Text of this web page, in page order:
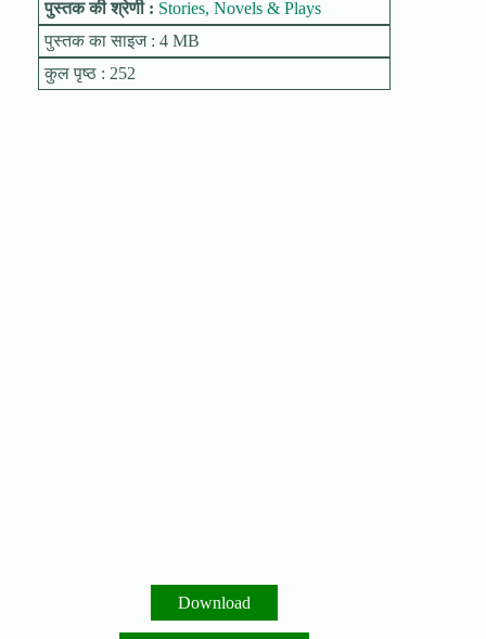
पुस्तक की श्रेणी : Stories, Novels & Plays
पुस्तक का साइज : 4 MB
कुल पृष्ठ : 252
Download